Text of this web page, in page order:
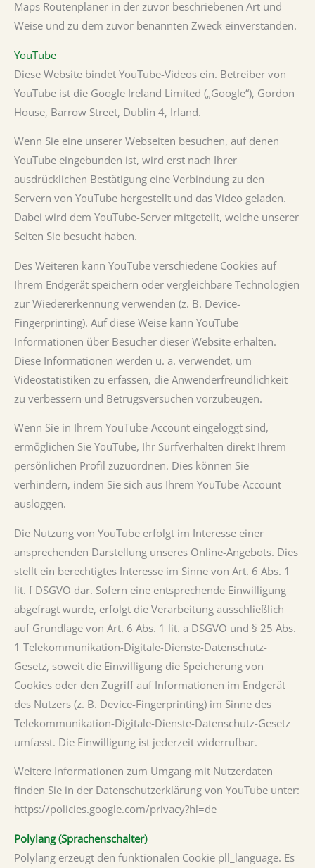
Maps Routenplaner in der zuvor beschriebenen Art und
Weise und zu dem zuvor benannten Zweck einverstanden.
YouTube
Diese Website bindet YouTube-Videos ein. Betreiber von
YouTube ist die Google Ireland Limited („Google“), Gordon
House, Barrow Street, Dublin 4, Irland.
Wenn Sie eine unserer Webseiten besuchen, auf denen
YouTube eingebunden ist, wird erst nach Ihrer
ausdrücklichen Bestätigung eine Verbindung zu den
Servern von YouTube hergestellt und das Video geladen.
Dabei wird dem YouTube-Server mitgeteilt, welche unserer
Seiten Sie besucht haben.
Des Weiteren kann YouTube verschiedene Cookies auf
Ihrem Endgerät speichern oder vergleichbare Technologien
zur Wiedererkennung verwenden (z. B. Device-
Fingerprinting). Auf diese Weise kann YouTube
Informationen über Besucher dieser Website erhalten.
Diese Informationen werden u. a. verwendet, um
Videostatistiken zu erfassen, die Anwenderfreundlichkeit
zu verbessern und Betrugsversuchen vorzubeugen.
Wenn Sie in Ihrem YouTube-Account eingeloggt sind,
ermöglichen Sie YouTube, Ihr Surfverhalten direkt Ihrem
persönlichen Profil zuzuordnen. Dies können Sie
verhindern, indem Sie sich aus Ihrem YouTube-Account
ausloggen.
Die Nutzung von YouTube erfolgt im Interesse einer
ansprechenden Darstellung unseres Online-Angebots. Dies
stellt ein berechtigtes Interesse im Sinne von Art. 6 Abs. 1
lit. f DSGVO dar. Sofern eine entsprechende Einwilligung
abgefragt wurde, erfolgt die Verarbeitung ausschließlich
auf Grundlage von Art. 6 Abs. 1 lit. a DSGVO und § 25 Abs.
1 Telekommunikation-Digitale-Dienste-Datenschutz-
Gesetz, soweit die Einwilligung die Speicherung von
Cookies oder den Zugriff auf Informationen im Endgerät
des Nutzers (z. B. Device-Fingerprinting) im Sinne des
Telekommunikation-Digitale-Dienste-Datenschutz-Gesetz
umfasst. Die Einwilligung ist jederzeit widerrufbar.
Weitere Informationen zum Umgang mit Nutzerdaten
finden Sie in der Datenschutzerklärung von YouTube unter:
https://policies.google.com/privacy?hl=de
Polylang (Sprachenschalter)
Polylang erzeugt den funktionalen Cookie pll_language. Es